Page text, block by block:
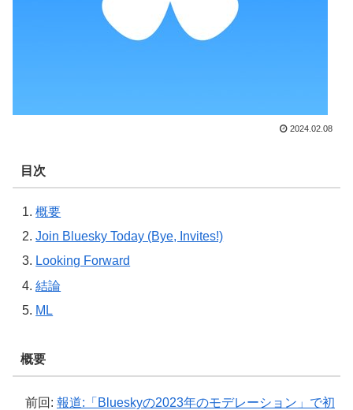
2024.02.08
目次
概要
Join Bluesky Today (Bye, Invites!)
Looking Forward
結論
ML
概要
前回: 報道:「Blueskyの2023年のモデレーション」で初